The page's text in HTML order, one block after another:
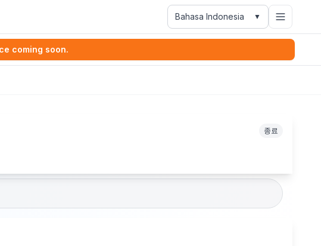
Bahasa Indonesia ▼
coming soon.
종료